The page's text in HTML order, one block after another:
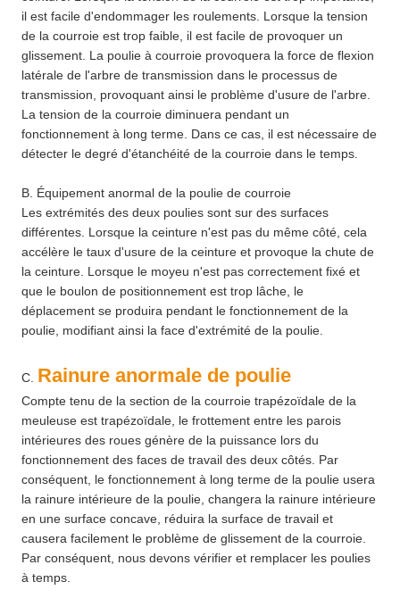
il est facile d'endommager les roulements. Lorsque la tension
de la courroie est trop faible, il est facile de provoquer un
glissement. La poulie à courroie provoquera la force de flexion
latérale de l'arbre de transmission dans le processus de
transmission, provoquant ainsi le problème d'usure de l'arbre.
La tension de la courroie diminuera pendant un
fonctionnement à long terme. Dans ce cas, il est nécessaire de
détecter le degré d'étanchéité de la courroie dans le temps.
B. Équipement anormal de la poulie de courroie
Les extrémités des deux poulies sont sur des surfaces
différentes. Lorsque la ceinture n'est pas du même côté, cela
accélère le taux d'usure de la ceinture et provoque la chute de
la ceinture. Lorsque le moyeu n'est pas correctement fixé et
que le boulon de positionnement est trop lâche, le
déplacement se produira pendant le fonctionnement de la
poulie, modifiant ainsi la face d'extrémité de la poulie.
C. Rainure anormale de poulie
Compte tenu de la section de la courroie trapézoïdale de la
meuleuse est trapézoïdale, le frottement entre les parois
intérieures des roues génère de la puissance lors du
fonctionnement des faces de travail des deux côtés. Par
conséquent, le fonctionnement à long terme de la poulie usera
la rainure intérieure de la poulie, changera la rainure intérieure
en une surface concave, réduira la surface de travail et
causera facilement le problème de glissement de la courroie.
Par conséquent, nous devons vérifier et remplacer les poulies
à temps.